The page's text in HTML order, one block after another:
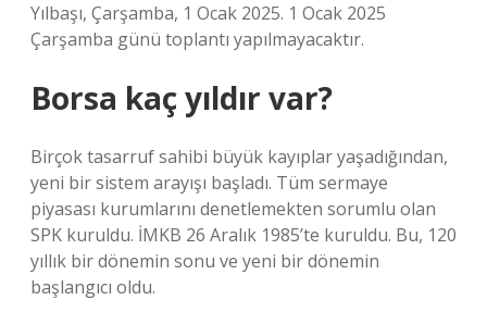
Yılbaşı, Çarşamba, 1 Ocak 2025. 1 Ocak 2025
Çarşamba günü toplantı yapılmayacaktır.
Borsa kaç yıldır var?
Birçok tasarruf sahibi büyük kayıplar yaşadığından,
yeni bir sistem arayışı başladı. Tüm sermaye
piyasası kurumlarını denetlemekten sorumlu olan
SPK kuruldu. İMKB 26 Aralık 1985’te kuruldu. Bu, 120
yıllık bir dönemin sonu ve yeni bir dönemin
başlangıcı oldu.